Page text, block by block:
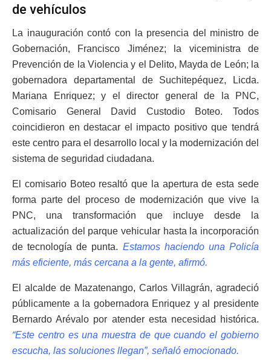
de vehículos
La inauguración contó con la presencia del ministro de
Gobernación, Francisco Jiménez; la viceministra de
Prevención de la Violencia y el Delito, Mayda de León; la
gobernadora departamental de Suchitepéquez, Licda.
Mariana Enriquez; y el director general de la PNC,
Comisario General David Custodio Boteo. Todos
coincidieron en destacar el impacto positivo que tendrá
este centro para el desarrollo local y la modernización del
sistema de seguridad ciudadana.
El comisario Boteo resaltó que la apertura de esta sede
forma parte del proceso de modernización que vive la
PNC, una transformación que incluye desde la
actualización del parque vehicular hasta la incorporación
de tecnología de punta. Estamos haciendo una Policía
más eficiente, más cercana a la gente, afirmó.
El alcalde de Mazatenango, Carlos Villagrán, agradeció
públicamente a la gobernadora Enriquez y al presidente
Bernardo Arévalo por atender esta necesidad histórica.
“Este centro es una muestra de que cuando el gobierno
escucha, las soluciones llegan”, señaló emocionado.